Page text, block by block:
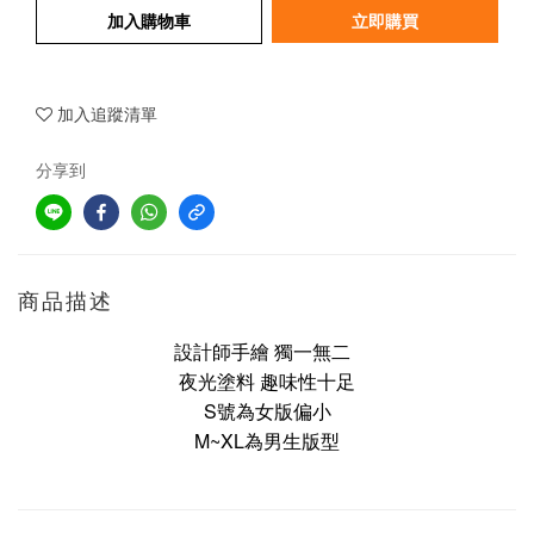
加入購物車 立即購買
加入追蹤清單
分享到
商品描述
設計師手繪 獨一無二
夜光塗料 趣味性十足
S號為女版偏小
M~XL為男生版型